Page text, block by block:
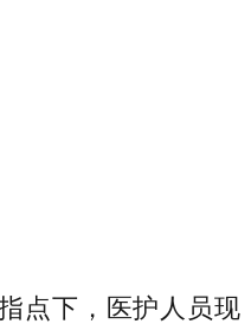
点下，医护人员现